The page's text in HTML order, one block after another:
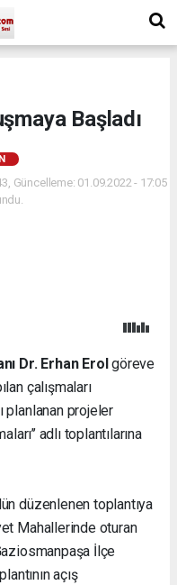
Başladı
Güncelleme: 01.09.2022 - 17:05
Dr. Erhan Erolgöreve
çalışmaları
planlanan projeler
adlı toplantılarına
düzenlenen toplantıya
Mahallerinde oturan
İlçe
açış